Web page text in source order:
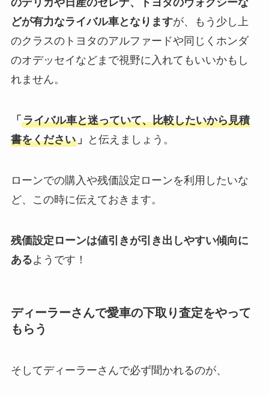
のデリカや日産のセレナ、トヨタのヴォクシーな
どが有力なライバル車となりますが、もう少し上
のクラスのトヨタのアルファードや同じくホンダ
のオデッセイなどまで視野に入れてもいいかもし
れません。
「 ライバル車と迷っていて、比較したいから見積
書をください」 と伝えましょう。
ローンでの購入や残価設定ローンを利用したいな
ど、この時に伝えておきます。
残価設定ローンは値引きが引き出しやすい傾向に
あるようです！
ディーラーさんで愛車の下取り査定をやって
もらう
そしてディーラーさんで必ず聞かれるのが、